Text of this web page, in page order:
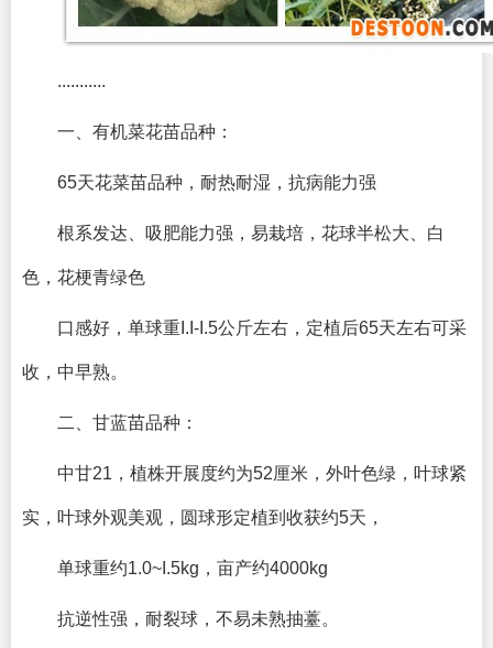
...........
一、有机菜花苗品种：
65天花菜苗品种，耐热耐湿，抗病能力强
根系发达、吸肥能力强，易栽培，花球半松大、白
色，花梗青绿色
口感好，单球重I.I-I.5公斤左右，定植后65天左右可采
收，中早熟。
二、甘蓝苗品种：
中甘21，植株开展度约为52厘米，外叶色绿，叶球紧
实，叶球外观美观，圆球形定植到收获约5天，
单球重约1.0~I.5kg，亩产约4000kg
抗逆性强，耐裂球，不易未熟抽薹。